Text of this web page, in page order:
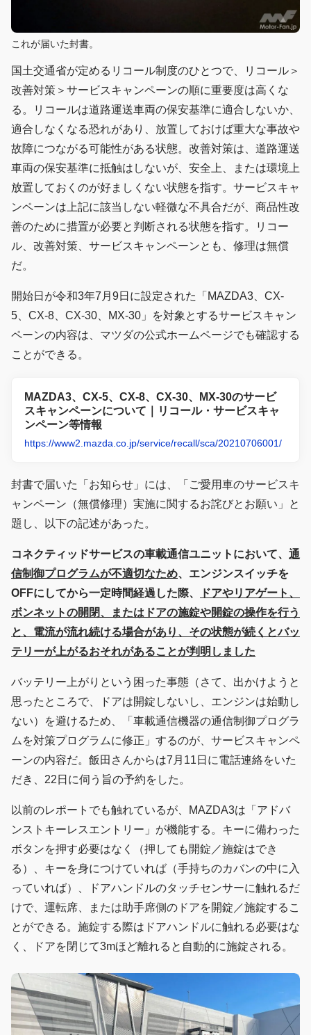
これが届いた封書。
国土交通省が定めるリコール制度のひとつで、リコール＞
改善対策＞サービスキャンペーンの順に重要度は高くな
る。リコールは道路運送車両の保安基準に適合しないか、
適合しなくなる恐れがあり、放置しておけば重大な事故や
故障につながる可能性がある状態。改善対策は、道路運送
車両の保安基準に抵触はしないが、安全上、または環境上
放置しておくのが好ましくない状態を指す。サービスキャ
ンペーンは上記に該当しない軽微な不具合だが、商品性改
善のために措置が必要と判断される状態を指す。リコー
ル、改善対策、サービスキャンペーンとも、修理は無償
だ。
開始日が令和3年7月9日に設定された「MAZDA3、CX-
5、CX-8、CX-30、MX-30」を対象とするサービスキャン
ペーンの内容は、マツダの公式ホームページでも確認する
ことができる。
MAZDA3、CX-5、CX-8、CX-30、MX-30のサービ
スキャンペーンについて｜リコール・サービスキャ
ンペーン等情報
https://www2.mazda.co.jp/service/recall/sca/20210706001/
封書で届いた「お知らせ」には、「ご愛用車のサービスキ
ャンペーン（無償修理）実施に関するお詫びとお願い」と
題し、以下の記述があった。
コネクティッドサービスの車載通信ユニットにおいて、 通
信制御プログラムが不適切なため、エンジンスイッチを
OFFにしてから一定時間経過した際、
ドアやリアゲート、
ボンネットの開閉、またはドアの施錠や開錠の操作を行う
と、電流が流れ続ける場合があり、その状態が続くとバッ
テリーが上がるおそれがあることが判明しました
バッテリー上がりという困った事態（さて、出かけようと
思ったところで、ドアは開錠しないし、エンジンは始動し
ない）を避けるため、「車載通信機器の通信制御プログラ
ムを対策プログラムに修正」するのが、サービスキャンペ
ーンの内容だ。飯田さんからは7月11日に電話連絡をいた
だき、22日に伺う旨の予約をした。
以前のレポートでも触れているが、MAZDA3は「アドバ
ンストキーレスエントリー」が機能する。キーに備わった
ボタンを押す必要はなく（押しても開錠／施錠はでき
る）、キーを身につけていれば（手持ちのカバンの中に入
っていれば）、ドアハンドルのタッチセンサーに触れるだ
けで、運転席、または助手席側のドアを開錠／施錠するこ
とができる。施錠する際はドアハンドルに触れる必要はな
く、ドアを閉じて3mほど離れると自動的に施錠される。